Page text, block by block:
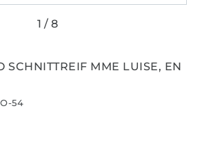
SCHNITTREIF MME LUISE, EN
54